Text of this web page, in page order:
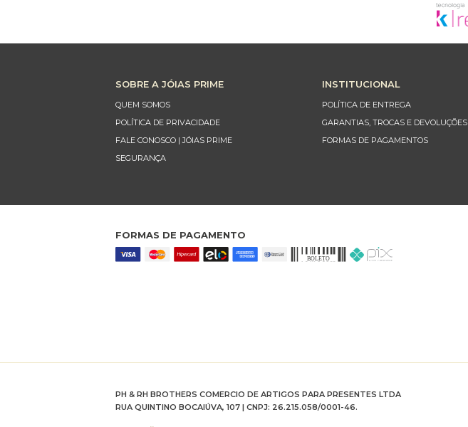
SOBRE A JÓIAS PRIME
QUEM SOMOS
POLÍTICA DE PRIVACIDADE
FALE CONOSCO | JÓIAS PRIME
SEGURANÇA
INSTITUCIONAL
POLÍTICA DE ENTREGA
GARANTIAS, TROCAS E DEVOLUÇÕES
FORMAS DE PAGAMENTOS
FORMAS DE PAGAMENTO
PH & RH BROTHERS COMERCIO DE ARTIGOS PARA PRESENTES LTDA
RUA QUINTINO BOCAIÚVA, 107 | CNPJ: 26.215.058/0001-46.